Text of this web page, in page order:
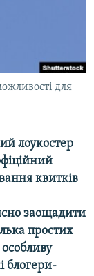
для
лоукостер
квитків
заощадити
простих
блогери-